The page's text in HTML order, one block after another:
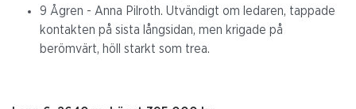
9 Ågren - Anna Pilroth. Utvändigt om ledaren, tappade
kontakten på sista långsidan, men krigade på
berömvärt, höll starkt som trea.